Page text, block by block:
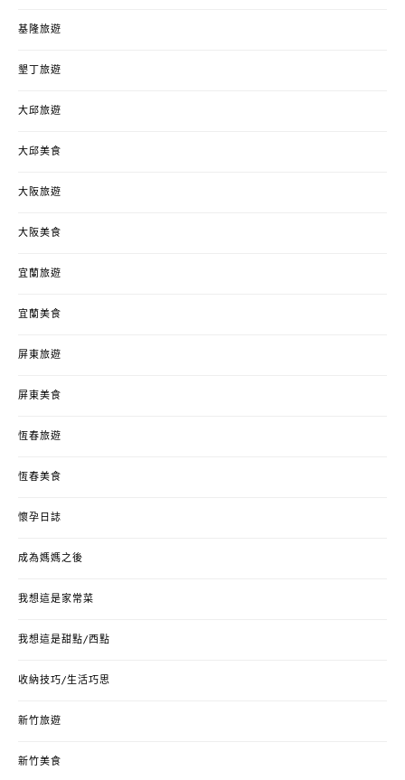
基隆旅遊
墾丁旅遊
大邱旅遊
大邱美食
大阪旅遊
大阪美食
宜蘭旅遊
宜蘭美食
屏東旅遊
屏東美食
恆春旅遊
恆春美食
懷孕日誌
成為媽媽之後
我想這是家常菜
我想這是甜點/西點
收納技巧/生活巧思
新竹旅遊
新竹美食